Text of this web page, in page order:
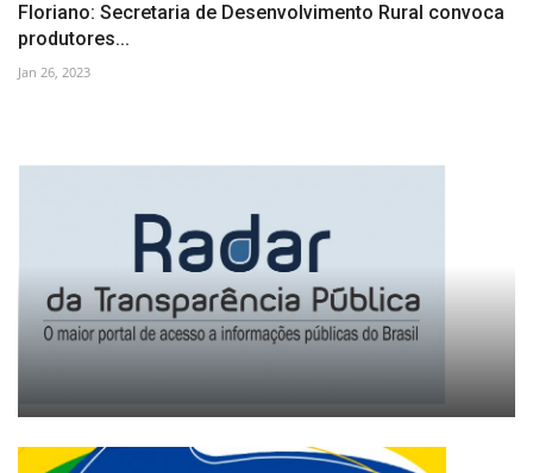
Floriano: Secretaria de Desenvolvimento Rural convoca
produtores...
Jan 26, 2023